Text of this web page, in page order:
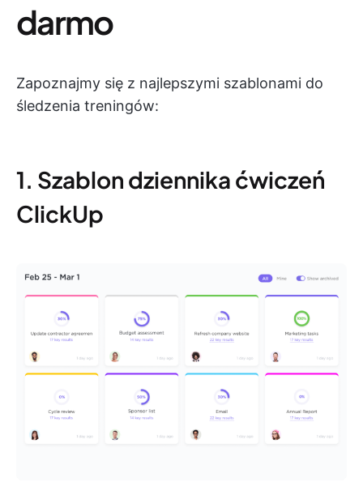
darmo
Zapoznajmy się z najlepszymi szablonami do
śledzenia treningów:
1. Szablon dziennika ćwiczeń
ClickUp